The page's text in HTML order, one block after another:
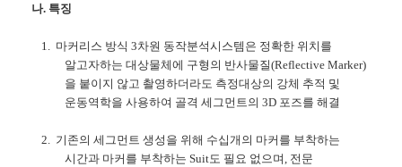
나. 특징
1. 마커리스 방식 3차원 동작분석시스템은 정확한 위치를
알고자하는 대상물체에 구형의 반사물질(Reflective Marker)
을 붙이지 않고 촬영하더라도 측정대상의 강체 추적 및
운동역학을 사용하여 골격 세그먼트의 3D 포즈를 해결
2. 기존의 세그먼트 생성을 위해 수십개의 마커를 부착하는
시간과 마커를 부착하는 Suit도 필요 없으며, 전문